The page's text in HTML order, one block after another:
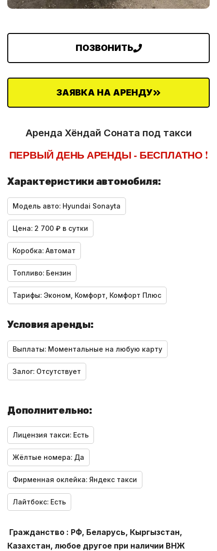
ПОЗВОНИТЬ
ЗАЯВКА НА АРЕНДУ
Аренда Хёндай Соната под такси
ПЕРВЫЙ ДЕНЬ АРЕНДЫ - БЕСПЛАТНО !
Характеристики автомобиля:
Модель авто: Hyundai Sonayta
Цена: 2 700 ₽ в сутки
Коробка: Автомат
Топливо: Бензин
Тарифы: Эконом, Комфорт, Комфорт Плюс
Условия аренды:
Выплаты: Моментальные на любую карту
Залог: Отсутствует
Дополнительно:
Лицензия такси: Есть
Жёлтые номера: Да
Фирменная оклейка: Яндекс такси
Лайтбокс: Есть
Гражданство : РФ, Беларусь, Кыргызстан,
Казахстан, любое другое при наличии ВНЖ